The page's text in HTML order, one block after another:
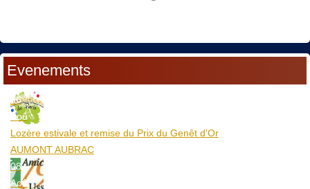
Evenements
06
Aoû
Lozère estivale et remise du Prix du Genêt d'Or
AUMONT AUBRAC
08
Aoû